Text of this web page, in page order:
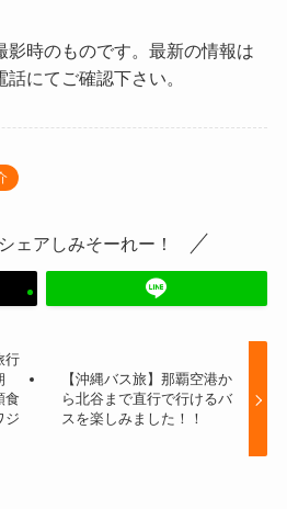
影時のものです。最新の情報は
にてご確認下さい。
ェアしみそーれー！
行
食
ジ
【沖縄バス旅】那覇空港か
ら北谷まで直行で行けるバ
スを楽しみました！！